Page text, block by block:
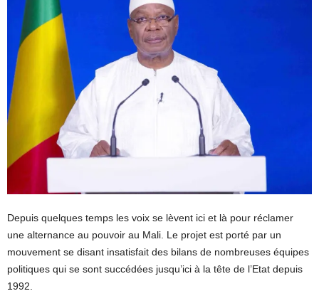
Depuis quelques temps les voix se lèvent ici et là pour réclamer
une alternance au pouvoir au Mali. Le projet est porté par un
mouvement se disant insatisfait des bilans de nombreuses équipes
politiques qui se sont succédées jusqu’ici à la tête de l’Etat depuis
1992.